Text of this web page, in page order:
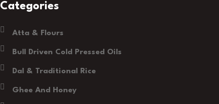
Categories
Atta & Flours
Bull Driven Cold Pressed Oils
Dal & Traditional Rice
Ghee And Honey